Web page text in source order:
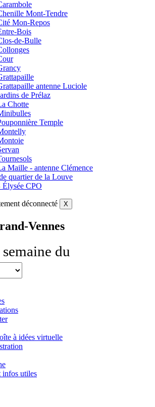
Mont-Tendre
Mon-Repos
Bois
de-Bulle
antenne Luciole
de Prélaz
Chotte
Temple
Maille - antenne Clémence
quartier de la Louve
CPO
déconnecté X
Vennes
du
à idées virtuelle
infos utiles